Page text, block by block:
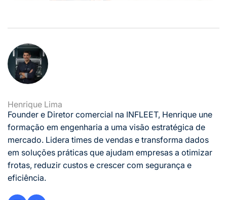
Henrique Lima
Founder e Diretor comercial na INFLEET, Henrique une
formação em engenharia a uma visão estratégica de
mercado. Lidera times de vendas e transforma dados
em soluções práticas que ajudam empresas a otimizar
frotas, reduzir custos e crescer com segurança e
eficiência.